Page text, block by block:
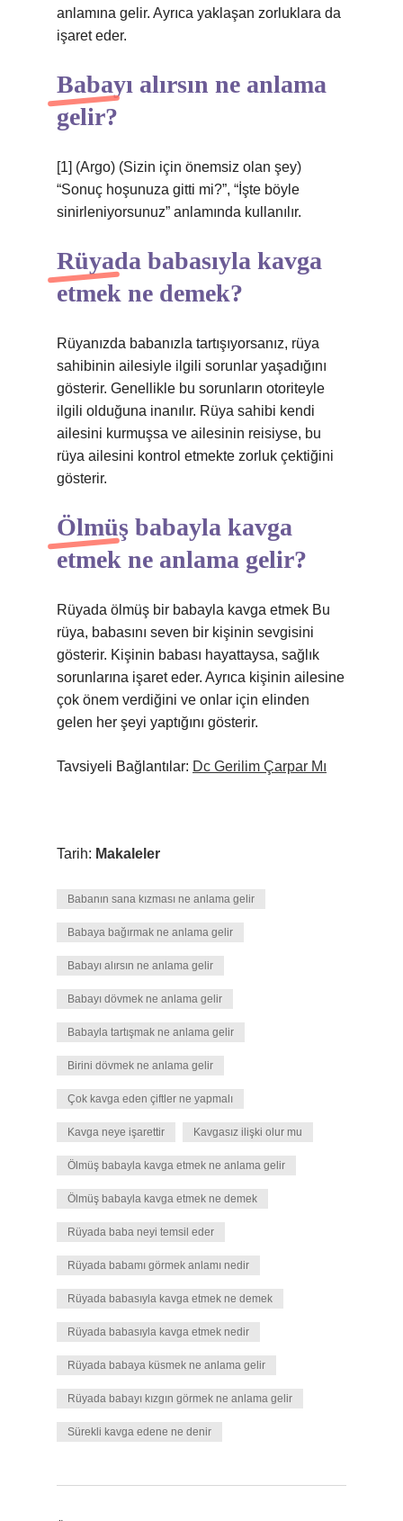
anlamına gelir. Ayrıca yaklaşan zorluklara da
işaret eder.
Babayı alırsın ne anlama
gelir?
[1] (Argo) (Sizin için önemsiz olan şey)
“Sonuç hoşunuza gitti mi?”, “İşte böyle
sinirleniyorsunuz” anlamında kullanılır.
Rüyada babasıyla kavga
etmek ne demek?
Rüyanızda babanızla tartışıyorsanız, rüya
sahibinin ailesiyle ilgili sorunlar yaşadığını
gösterir. Genellikle bu sorunların otoriteyle
ilgili olduğuna inanılır. Rüya sahibi kendi
ailesini kurmuşsa ve ailesinin reisiyse, bu
rüya ailesini kontrol etmekte zorluk çektiğini
gösterir.
Ölmüş babayla kavga
etmek ne anlama gelir?
Rüyada ölmüş bir babayla kavga etmek Bu
rüya, babasını seven bir kişinin sevgisini
gösterir. Kişinin babası hayattaysa, sağlık
sorunlarına işaret eder. Ayrıca kişinin ailesine
çok önem verdiğini ve onlar için elinden
gelen her şeyi yaptığını gösterir.
Tavsiyeli Bağlantılar: Dc Gerilim Çarpar Mı
Tarih: Makaleler
Babanın sana kızması ne anlama gelir
Babaya bağırmak ne anlama gelir
Babayı alırsın ne anlama gelir
Babayı dövmek ne anlama gelir
Babayla tartışmak ne anlama gelir
Birini dövmek ne anlama gelir
Çok kavga eden çiftler ne yapmalı
Kavga neye işarettir Kavgasız ilişki olur mu
Ölmüş babayla kavga etmek ne anlama gelir
Ölmüş babayla kavga etmek ne demek
Rüyada baba neyi temsil eder
Rüyada babamı görmek anlamı nedir
Rüyada babasıyla kavga etmek ne demek
Rüyada babasıyla kavga etmek nedir
Rüyada babaya küsmek ne anlama gelir
Rüyada babayı kızgın görmek ne anlama gelir
Sürekli kavga edene ne denir